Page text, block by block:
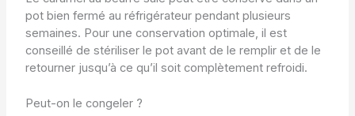
pot bien fermé au réfrigérateur pendant plusieurs
semaines. Pour une conservation optimale, il est
conseillé de stériliser le pot avant de le remplir et de le
retourner jusqu’à ce qu’il soit complètement refroidi.
Peut-on le congeler ?